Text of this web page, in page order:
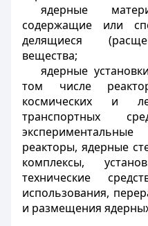
ядерные
содержащие или
делящиеся
вещества;
ядерные
том числе
космических и
транспортных
реакторы, ядерные
комплексы,
технические
использования,
и размещения